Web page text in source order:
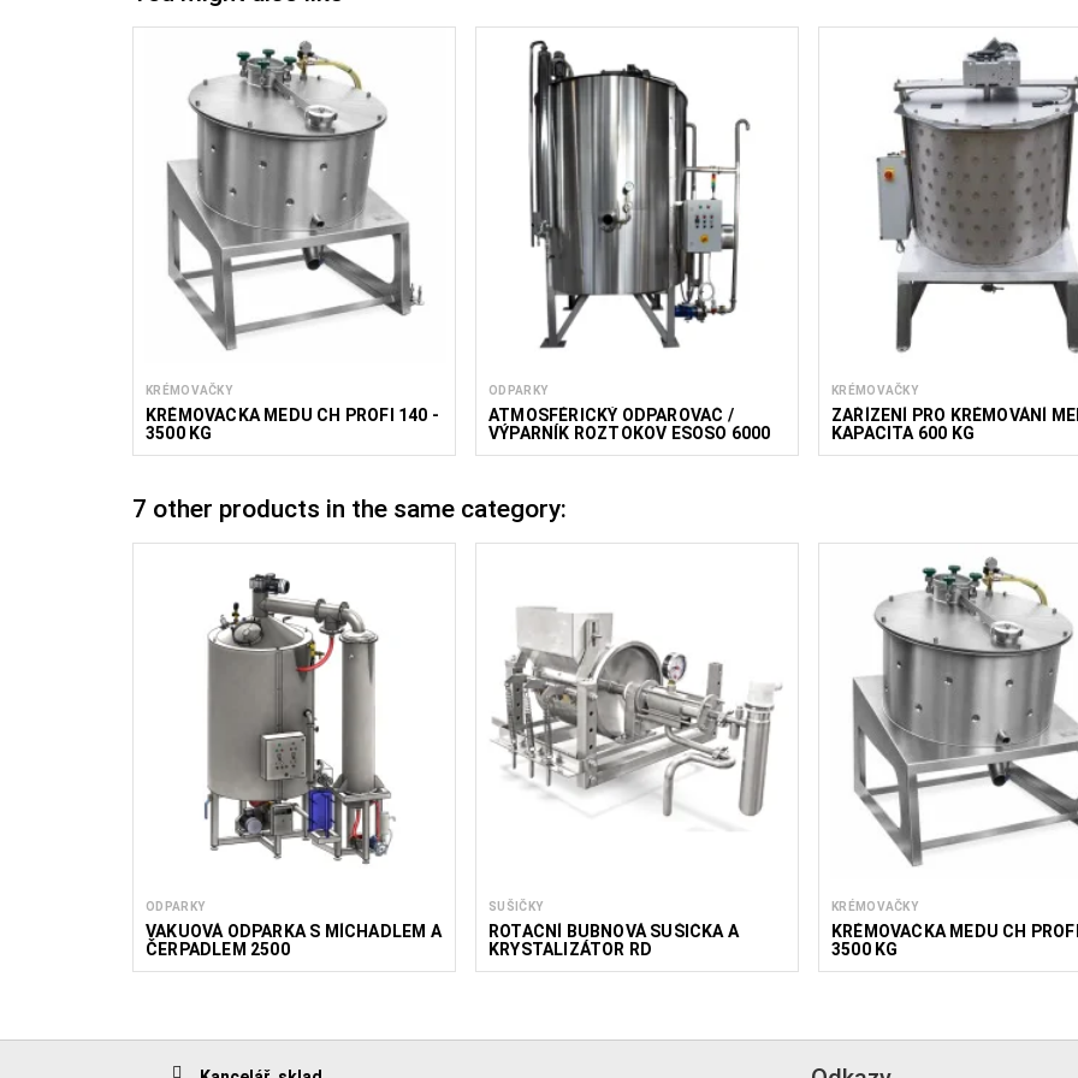
KRÉMOVAČKY
KRÉMOVAČKA MEDU CH PROFI 140 -
3500 KG
ODPARKY
ATMOSFÉRICKÝ ODPAROVAČ /
VÝPARNÍK ROZTOKOV ESOSO 6000
KRÉMOVAČKY
ZAŘÍZENÍ PRO KRÉMOVÁNÍ
KAPACITA 600 KG
7 other products in the same category:
ODPARKY
VAKUOVÁ ODPARKA S MÍCHADLEM A
ČERPADLEM 2500
SUŠIČKY
ROTAČNÍ BUBNOVÁ SUŠIČKA A
KRYSTALIZÁTOR RD
KRÉMOVAČKY
KRÉMOVAČKA MEDU CH
3500 KG